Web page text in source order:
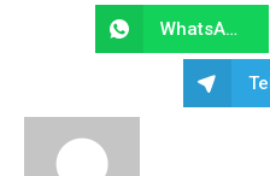
WhatsApp